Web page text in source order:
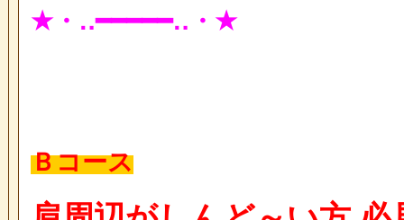
★・‥━━━━━‥・★
Ｂコース